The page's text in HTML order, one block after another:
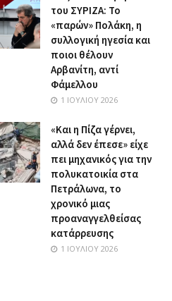
του ΣΥΡΙΖΑ: Το
«παρών» Πολάκη, η
συλλογική ηγεσία και
ποιοι θέλουν
Αρβανίτη, αντί
Φάμελλου
1 ΙΟΥΛΊΟΥ 2026
«Και η Πίζα γέρνει,
αλλά δεν έπεσε» είχε
πει μηχανικός για την
πολυκατοικία στα
Πετράλωνα, το
χρονικό μιας
προαναγγελθείσας
κατάρρευσης
1 ΙΟΥΛΊΟΥ 2026